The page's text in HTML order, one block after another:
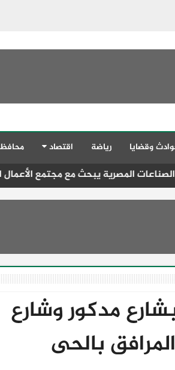
وقضايا رياضة اقتصاد
مع مجتمع الأعمال الهندي فرص
مدكور وشارع
بالحى